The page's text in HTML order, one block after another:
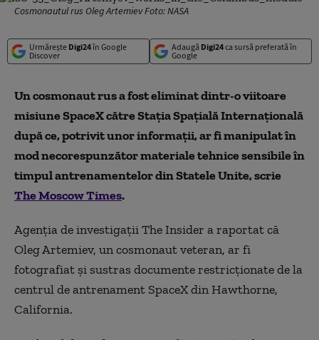
Cosmonautul rus Oleg Artemiev Foto: NASA
Urmărește Digi24în Google
Discover
Adaugă Digi24ca sursă preferată în
Google
Un cosmonaut rus a fost eliminat dintr-o viitoare
misiune SpaceX către Stația Spațială Internațională
după ce, potrivit unor informații, ar fi manipulat în
mod necorespunzător materiale tehnice sensibile în
timpul antrenamentelor din Statele Unite, scrie
The Moscow Times.
Agenția de investigații The Insider a raportat că
Oleg Artemiev, un cosmonaut veteran, ar fi
fotografiat și sustras documente restricționate de la
centrul de antrenament SpaceX din Hawthorne,
California.